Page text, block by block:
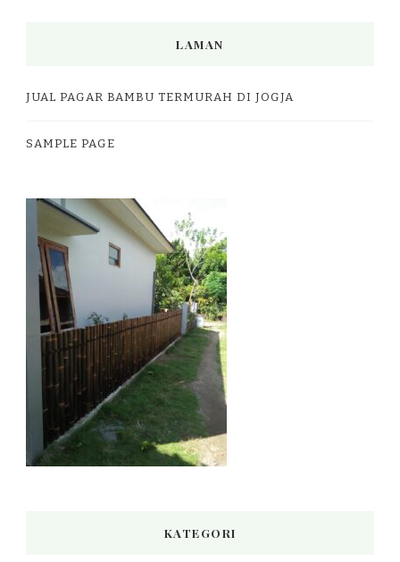
LAMAN
JUAL PAGAR BAMBU TERMURAH DI JOGJA
SAMPLE PAGE
KATEGORI